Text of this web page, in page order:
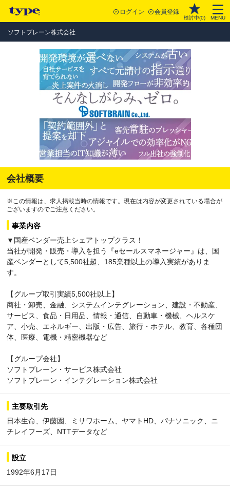
ログイン 会員登録
検討中(0) MENU
ソフトブレーン株式会社
会社概要
※この情報は、求人掲載当時の情報です。現在は内容が変更されている場合が
ございますのでご注意ください。
事業内容
▼国産ベンダー売上シェアトップクラス！
当社が開発・販売・導入を担う『eセールスマネージャー』は、国
産ベンダーとして5,500社超、185業種以上の導入実績がありま
す。
【グループ取引実績5,500社以上】
商社・卸売、金融、システムインテグレーション、建設・不動産、
サービス、食品・日用品、情報・通信、自動車・機械、ヘルスケ
ア、小売、エネルギー、出版・広告、旅行・ホテル、教育、各種団
体、医療、電機・精密機器など
【グループ会社】
ソフトブレーン・サービス株式会社
ソフトブレーン・インテグレーション株式会社
主要取引先
日本生命、伊藤園、ミサワホーム、ヤマトHD、パナソニック、ニ
チレイフーズ、NTTデータなど
設立
1992年6月17日